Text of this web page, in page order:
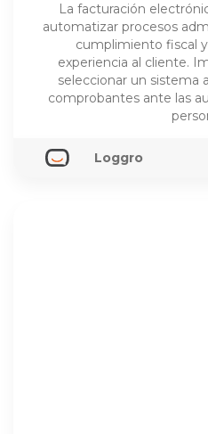
La facturación
automatizar procesos
cumplimiento fiscal
experiencia al cliente.
seleccionar un sistema
comprobantes ante las
Loggro